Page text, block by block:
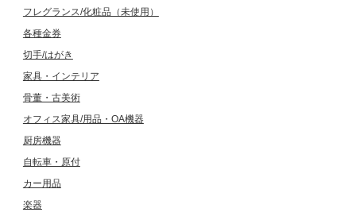
フレグランス/化粧品（未使用）
各種金券
切手/はがき
家具・インテリア
骨董・古美術
オフィス家具/用品・OA機器
厨房機器
自転車・原付
カー用品
楽器